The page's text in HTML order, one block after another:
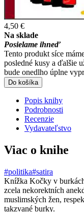
4,50 €
Na sklade
Posielame ihneď
Tento produkt síce
posledné kusy a ďalšie
bude onedlho úplne
Do košíka
Popis knihy
Podrobnosti
Recenzie
Vydavateľstvo
Viac o knihe
#politika#satira
Knížka Kočky v
zcela nekorektních
muslimských žen,
takzvané burky.